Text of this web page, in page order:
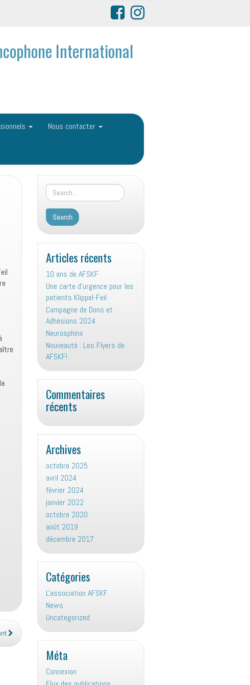
International
Nous contacter
Articles récents
10 ans de AFSKF
Une carte d’urgence pour les
patients Klippel-Feil
Campagne de Dons et
Adhésions 2024
Neurosphinx
Nouveauté : Les Flyers de
AFSKF!
Commentaires
récents
Archives
octobre 2025
avril 2024
février 2024
janvier 2022
octobre 2020
août 2019
décembre 2017
Catégories
L'association AFSKF
News
Uncategorized
Méta
Connexion